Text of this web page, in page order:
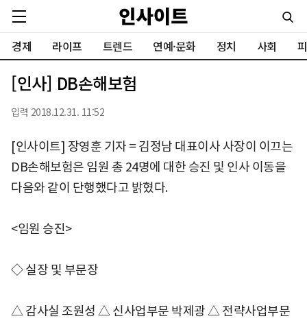
경제 라이프 트렌드 연예·문화 정치 사회
[인사] DB손해보험
입력 2018.12.31. 11:52
[인사이트] 장영훈 기자 = 김정남 대표이사 사장이 이끄는
DB손해보험은 임원 총 24명에 대한 승진 및 인사 이동을
다음와 같이 단행했다고 밝혔다.
<임원 승진>
◇ 실장 및 부문장
△ 감사실 조원성 △ 신사업부문 박제광 △ 전략사업부문